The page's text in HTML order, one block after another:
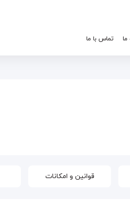
ما تماس با ما
قوانین و امکانات